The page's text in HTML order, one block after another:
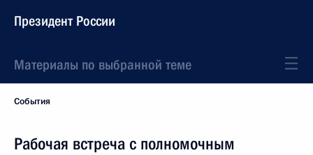
Президент России
Материалы по выбранной теме
События
Рабочая встреча с полномочным